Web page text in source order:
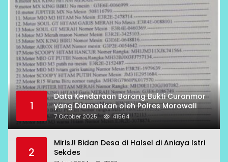
1
Data Kendaraan Barang Bukti Curanmor
yang Diamankan oleh Polres Morowali
7 Oktober 2025 41564
2
Miris.!! Bidan Desa di Halsel di Aniaya Istri
Sekdes